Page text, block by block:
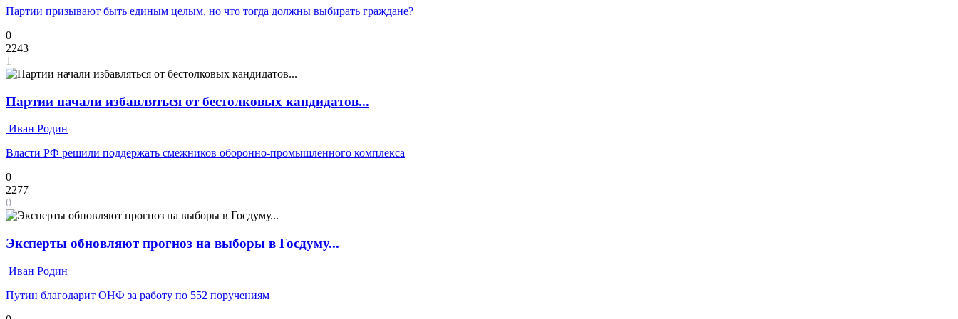
Партии призывают быть единым целым, но что тогда должны выбирать граждане?
0
2243
1
Партии начали избавляться от бестолковых кандидатов...
Иван Родин
Власти РФ решили поддержать смежников оборонно-промышленного комплекса
0
2277
0
Эксперты обновляют прогноз на выборы в Госдуму...
Иван Родин
Путин благодарит ОНФ за работу по 552 поручениям